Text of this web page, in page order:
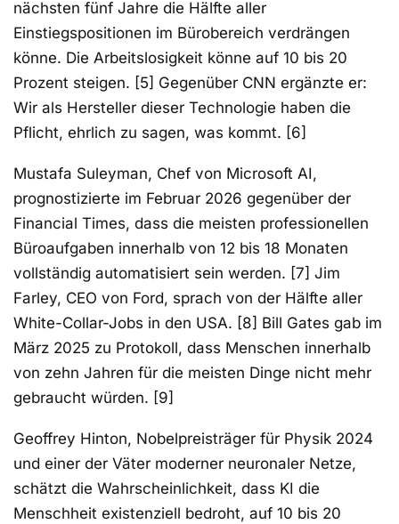
nächsten fünf Jahre die Hälfte aller
Einstiegspositionen im Bürobereich verdrängen
könne. Die Arbeitslosigkeit könne auf 10 bis 20
Prozent steigen. [5] Gegenüber CNN ergänzte er:
Wir als Hersteller dieser Technologie haben die
Pflicht, ehrlich zu sagen, was kommt. [6]
Mustafa Suleyman, Chef von Microsoft AI,
prognostizierte im Februar 2026 gegenüber der
Financial Times, dass die meisten professionellen
Büroaufgaben innerhalb von 12 bis 18 Monaten
vollständig automatisiert sein werden. [7] Jim
Farley, CEO von Ford, sprach von der Hälfte aller
White-Collar-Jobs in den USA. [8] Bill Gates gab im
März 2025 zu Protokoll, dass Menschen innerhalb
von zehn Jahren für die meisten Dinge nicht mehr
gebraucht würden. [9]
Geoffrey Hinton, Nobelpreisträger für Physik 2024
und einer der Väter moderner neuronaler Netze,
schätzt die Wahrscheinlichkeit, dass KI die
Menschheit existenziell bedroht, auf 10 bis 20